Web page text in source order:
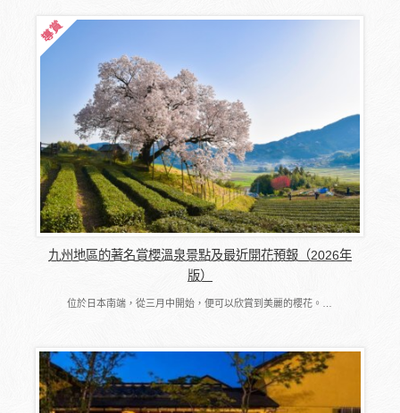
九州地區的著名賞櫻溫泉景點及最近開花預報（2026年
版）
位於日本南端，從三月中開始，便可以欣賞到美麗的櫻花。…